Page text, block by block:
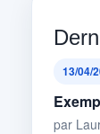
13/04/
par